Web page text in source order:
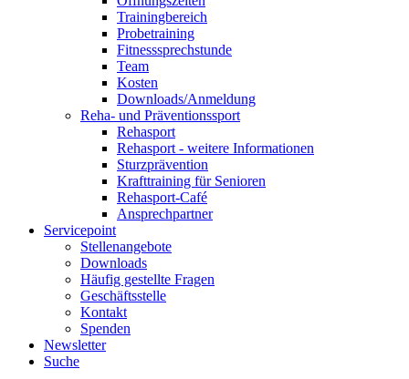
Trainingbereich
Probetraining
Fitnesssprechstunde
Team
Kosten
Downloads/Anmeldung
Reha- und Präventionssport
Rehasport
Rehasport - weitere Informationen
Sturzprävention
Krafttraining für Senioren
Rehasport-Café
Ansprechpartner
Servicepoint
Stellenangebote
Downloads
Häufig gestellte Fragen
Geschäftsstelle
Kontakt
Spenden
Newsletter
Suche